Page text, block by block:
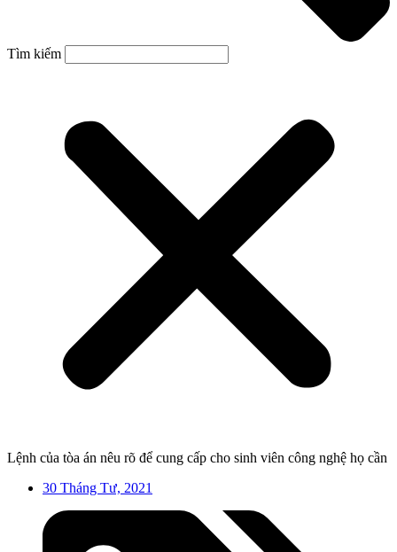
Tìm kiếm
Lệnh của tòa án nêu rõ để cung cấp cho sinh viên công nghệ họ cần
30 Tháng Tư, 2021